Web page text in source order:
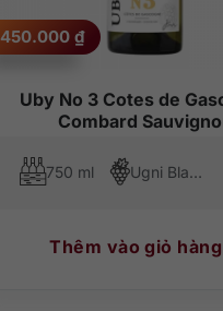
Uby No 3 Cotes de
Combard
450.000 ₫
750 ml Ugni Blanc, Colombard
Thêm vào giỏ hàng